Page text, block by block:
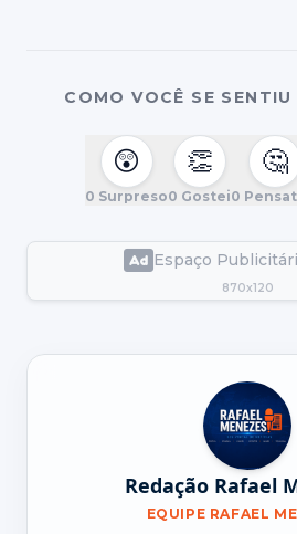
COMO VOCÊ SE
😲
0 Surpreso
👏
0 Gostei
🤔
0
Espaço
870x120
Redação Rafael
EQUIPE RAFAEL